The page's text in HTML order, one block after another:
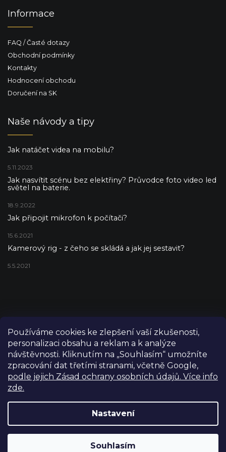
Používáme cookies ke zlepšení vaší zkušenosti,
personalizaci obsahu a reklam a k analýze
návštěvnosti. Kliknutím na „Souhlasím“ umožníte
zpracování dat třetími stranami, včetně Google,
podle jejich Zásad ochrany osobních údajů. Více info
zde.
Nastavení
Souhlasím
Výdejní sklad Praha: PO–PÁ 8:00–16:00. Při objednání a
Informace
FAQ / Časté dotazy
Obchodní podmínky
Kontakty
Hodnocení obchodu
Doručení na SK
Naše návody a tipy
Jak natáčet videa na mobilu?
5.11.2023
Jak nasvítit scénu bez elektřiny? Průvodce foto video led
světel na baterie.
18.9.2022
Jak připojit mikrofon k počítači?
15.6.2021
Kamerový rig - z čeho se skládá a jak jej sestavit?
5.5.2021
Vytvořil Shoptet
Copyright 2026FILM-TECHNIKA. Všechna práva vyhrazena.
Upravit nastavení cookies